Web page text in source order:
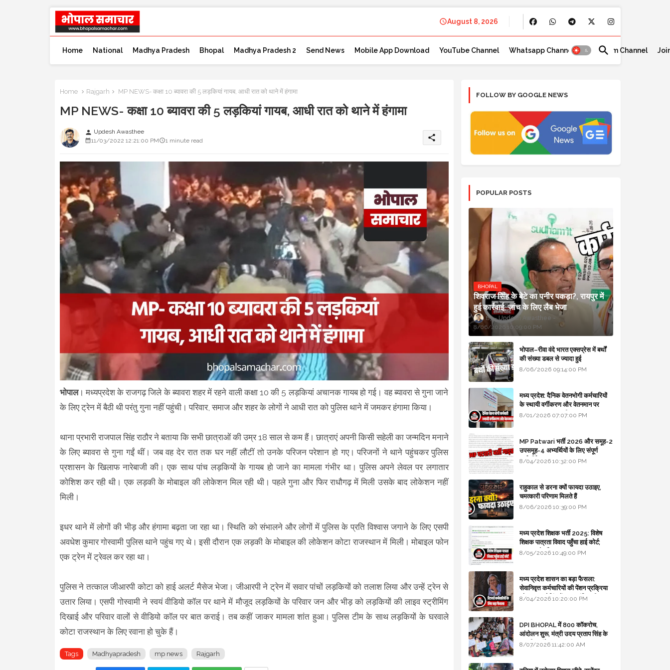
August 8, 2026
Home National Madhya Pradesh Bhopal Madhya Pradesh 2 Send News Mobile App Download YouTube Channel Whatsapp Channel Telegram Channel
Home Rajgarh MP NEWS- कक्षा 10 ब्यावरा की 5 लड़कियां गायब, आधी रात को थाने में हंगामा
MP NEWS- कक्षा 10 ब्यावरा की 5 लड़कियां गायब, आधी रात को थाने में हंगामा
person Updesh Awasthee
11/03/2022 12:21:00 PM
1 minute read share
भोपाल। मध्यप्रदेश के राजगढ़ जिले के ब्यावरा शहर में रहने वाली कक्षा 10 की 5 लड़कियां अचानक गायब हो गई। वह ब्यावरा से गुना जाने
के लिए ट्रेन में बैठी थी परंतु गुना नहीं पहुंची। परिवार, समाज और शहर के लोगों ने आधी रात को पुलिस थाने में जमकर हंगामा किया।
थाना प्रभारी राजपाल सिंह राठौर ने बताया कि सभी छात्राओं की उम्र 18 साल से कम हैं। छात्राएं अपनी किसी सहेली का जन्मदिन मनाने
के लिए ब्यावरा से गुना गईं थीं। जब वह देर रात तक घर नहीं लौटीं तो उनके परिजन परेशान हो गए। परिजनों ने थाने पहुंचकर पुलिस
प्रशासन के खिलाफ नारेबाजी की। एक साथ पांच लड़कियों के गायब हो जाने का मामला गंभीर था। पुलिस अपने लेवल पर लगातार
कोशिश कर रही थी। एक लड़की के मोबाइल की लोकेशन मिल रही थी। पहले गुना और फिर राधौगढ़ में मिली उसके बाद लोकेशन नहीं
मिली।
इधर थाने में लोगों की भीड़ और हंगामा बढ़ता जा रहा था। स्थिति को संभालने और लोगों में पुलिस के प्रति विश्वास जगाने के लिए एसपी
अवधेश कुमार गोस्वामी पुलिस थाने पहुंच गए थे। इसी दौरान एक लड़की के मोबाइल की लोकेशन कोटा राजस्थान में मिली। मोबाइल फोन
एक ट्रेन में ट्रेवल कर रहा था।
पुलिस ने तत्काल जीआरपी कोटा को हाई अलर्ट मैसेज भेजा। जीआरपी ने ट्रेन में सवार पांचों लड़कियों को तलाश लिया और उन्हें ट्रेन से
उतार लिया। एसपी गोस्वामी ने स्वयं वीडियो कॉल पर थाने में मौजूद लड़कियों के परिवार जन और भीड़ को लड़कियों की लाइव स्ट्रीमिंग
दिखाई और परिवार वालों से वीडियो कॉल पर बात कराई। तब कहीं जाकर मामला शांत हुआ। पुलिस टीम के साथ लड़कियों के घरवाले
कोटा राजस्थान के लिए रवाना हो चुके हैं।
Tags Madhyapradesh mp news Rajgarh
FOLLOW BY GOOGLE NEWS
POPULAR POSTS
BHOPAL
शिवराज सिंह के बेटे का पनीर पकड़ा?, रायपुर में
हुई कार्रवाई, जांच के लिए लैब भेजा
Updesh Awasthee
8/06/2026 10:09:00 PM
भोपाल–रीवा वंदे भारत एक्सप्रेस में बर्थों
की संख्या डबल से ज्यादा हुई
8/06/2026 09:14:00 PM
मध्य प्रदेश: दैनिक वेतनभोगी कर्मचारियों
के स्थायी वर्गीकरण और वेतनमान पर
सरकार का बड़ा स्पष्टीकरण
8/01/2026 07:07:00 PM
MP Patwari भर्ती 2026 और समूह-2
उपसमूह-4 अभ्यर्थियों के लिए संपूर्ण
मार्गदर्शिका
8/04/2026 10:32:00 PM
राहुकाल से डरना क्यों फायदा उठाइए,
चमत्कारी परिणाम मिलते हैं
8/06/2026 10:39:00 PM
मध्य प्रदेश शिक्षक भर्ती 2025: विशेष
शिक्षक पात्रता विवाद पहुँचा हाई कोर्ट;
सरकार से माँगा जवाब
8/05/2026 10:49:00 PM
मध्य प्रदेश शासन का बड़ा फैसला:
सेवानिवृत्त कर्मचारियों की पेंशन प्रक्रिया
और बजट कोडिंग में हुए क्रांतिकारी
8/04/2026 10:20:00 PM
DPI BHOPAL में 800 कॉकरोच,
आंदोलन शुरू, मंत्री उदय प्रताप सिंह के
घर भी जाएंगे
8/07/2026 11:42:00 AM